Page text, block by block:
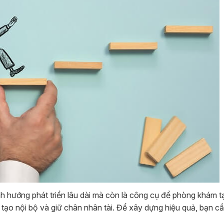
phát triển lâu dài mà còn là công cụ để phòng khám
nội bộ và giữ chân nhân tài. Để xây dựng hiệu quả, bạn